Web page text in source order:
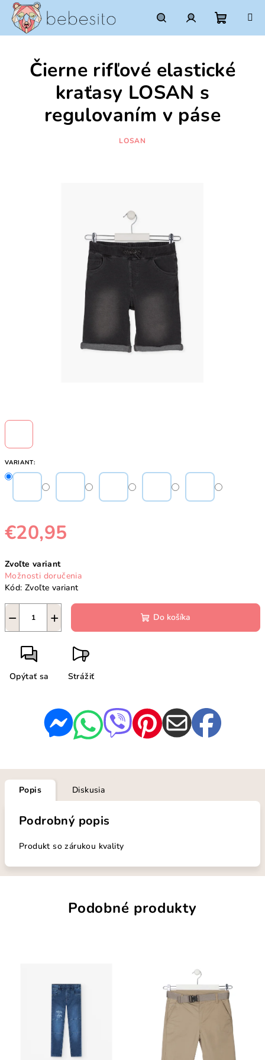
Prejsť
obsah
HľadaťPrihlásenie
košík
VARIANT:
€20,95
cena:
Zvoľte variant
Možnosti doručenia
Kód: Zvoľte variant
+
− Do košíka
Opýtať sa Strážiť
Čierne rifľové elastické
kraťasy LOSAN s
regulovaním v páse
LOSAN
Popis Diskusia
Podrobný popis
Produkt so zárukou kvality
Podobné produkty